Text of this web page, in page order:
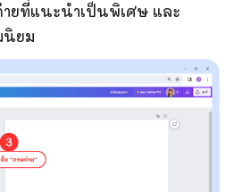
ยที่แนะนำเป็นพิเศษ และ
นิยม